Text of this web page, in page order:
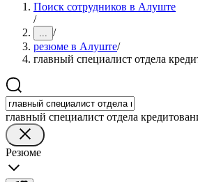
Поиск сотрудников в Алуште
/
... /
резюме в Алуште/
главный специалист отдела
главный специалист отдела
Резюме